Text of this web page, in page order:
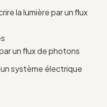
la lumière par un flux
un flux de photons
système électrique